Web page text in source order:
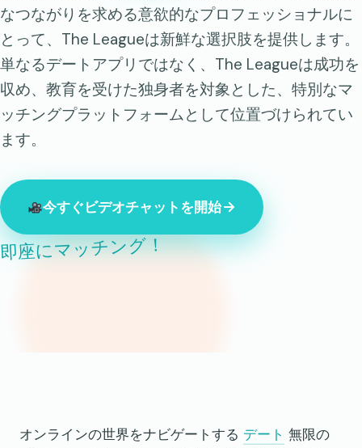
なつながりを求める意欲的なプロフェッショナルに
とって、The Leagueは新鮮な選択肢を提供します。
単なるデートアプリではなく、The Leagueは成功を
収め、教育を受けた独身者を対象とした、特別なマ
ッチングプラットフォームとして位置づけられてい
ます。
今すぐビデオチャットを開始
即座にマッチング！
オンラインの世界をナビゲートする デート 無限の